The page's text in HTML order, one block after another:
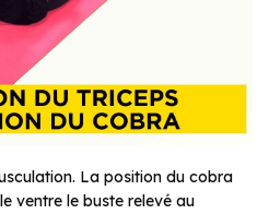
La position du cobra
ventre le buste relevé au